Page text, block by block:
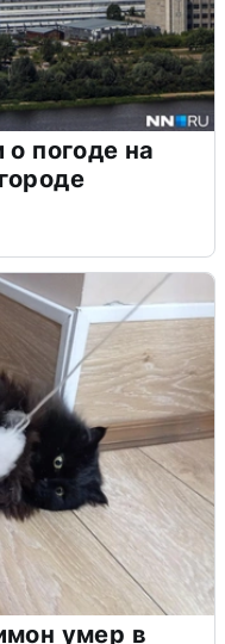
погоде на
умер в